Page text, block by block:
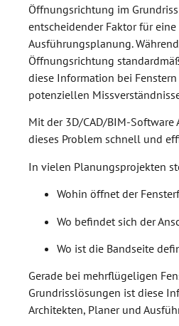
Öffnungsrichtung im
entscheidender Faktor für eine
Ausführungsplanung.
Öffnungsrichtung
diese Information bei
potenziellen
Mit der 3D/CAD/BIM-Software
dieses Problem schnell und
In vielen Planungsprojekten
Wohin öffnet der
Wo befindet sich der
Wo ist die Bandseite
Gerade bei mehrflügeligen
Grundrisslösungen ist diese
Architekten, Planer und